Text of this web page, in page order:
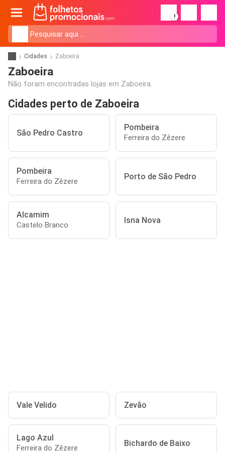
!
Cidades Zaboeira
Zaboeira
Não foram encontradas lojas em Zaboeira.
Cidades perto de Zaboeira
São Pedro Castro
Pombeira
Ferreira do Zêzere
Pombeira
Ferreira do Zêzere Porto de São Pedro
Alcamim
Castelo Branco Isna Nova
Vale Velido Zevão
Lago Azul
Ferreira do Zêzere Bichardo de Baixo